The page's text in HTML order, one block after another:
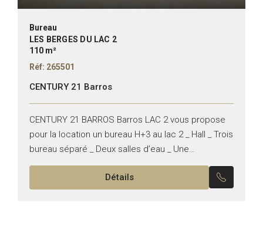
Bureau
LES BERGES DU LAC 2
110 m²
Réf: 265501
CENTURY 21 Barros
CENTURY 21 BARROS Barros LAC 2 vous propose
pour la location un bureau H+3 au lac 2 _ Hall _ Trois
bureau séparé _ Deux salles d’eau _ Une
kitchenette _ Une...
Détails